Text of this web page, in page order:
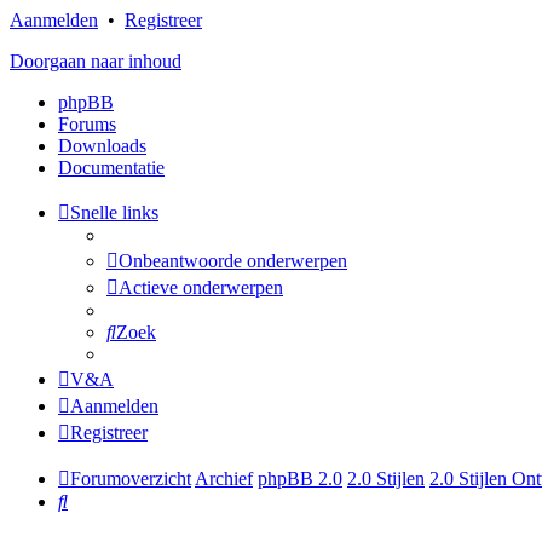
Aanmelden • Registreer
Doorgaan naar inhoud
phpBB
Forums
Downloads
Documentatie
Snelle links
Onbeantwoorde onderwerpen
Actieve onderwerpen
Zoek
V&A
Aanmelden
Registreer
Forumoverzicht Archief phpBB 2.0 2.0 Stijlen 2.0 Stijlen
Zoek